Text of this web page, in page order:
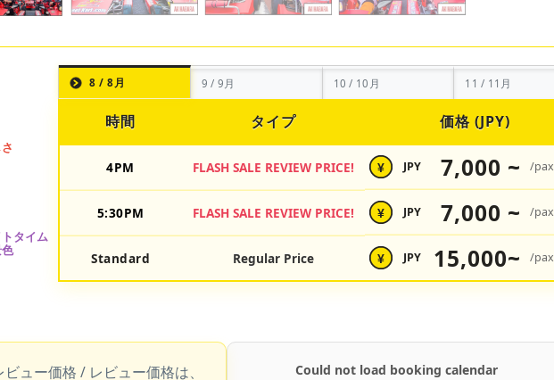
8 / 8月 9 / 9月 10 / 10月 11 / 11月
時間 タイプ 価格 (JPY)
4PM FLASH SALE REVIEW PRICE! ¥ JPY 7,000 ~ /pax
5:30PM FLASH SALE REVIEW PRICE! ¥ JPY 7,000 ~ /pax
Standard Regular Price ¥ JPY 15,000~ /pax
ュー価格 / レビュー価格は、
Could not load booking calendar